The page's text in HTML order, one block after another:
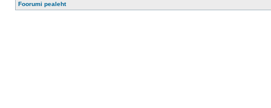
Foorumi pealeht